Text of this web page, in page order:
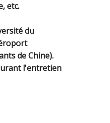
etc.
du
de Chine).
l'entretien